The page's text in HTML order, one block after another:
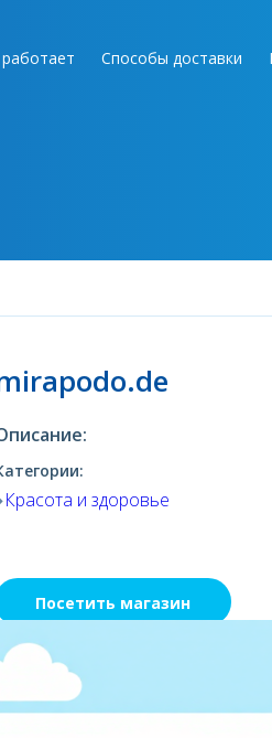
Способы доставки
Красота и здоровье
Посетить магазин